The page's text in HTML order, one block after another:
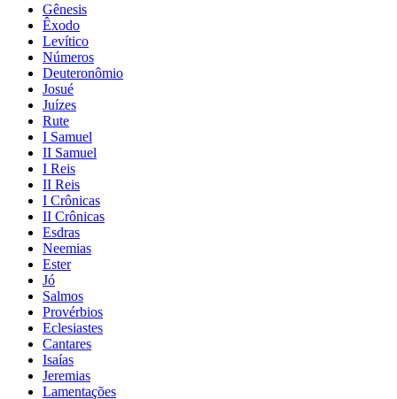
Gênesis
Êxodo
Levítico
Números
Deuteronômio
Josué
Juízes
Rute
I Samuel
II Samuel
I Reis
II Reis
I Crônicas
II Crônicas
Esdras
Neemias
Ester
Jó
Salmos
Provérbios
Eclesiastes
Cantares
Isaías
Jeremias
Lamentações